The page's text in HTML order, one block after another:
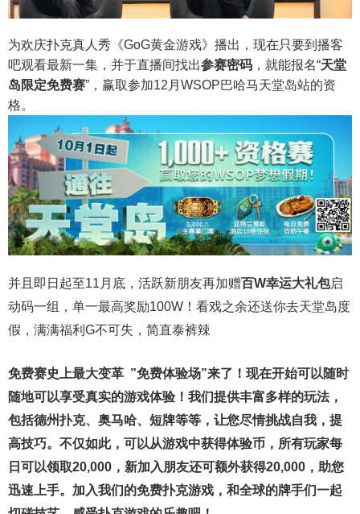
为欢庆扑克真人秀《GoG黄金游戏》播出，现在只要到播客
吧观看最新一集，并于直播间找出参赛密码 ，就能报名“天堂
岛限定免费赛”，赢取参加12月WSOP巴哈马天堂岛站的资
格。
并且即日起至11月底，活跃新朋友再加赠百W幸运大礼包启
动码一组，单一最高奖励100W！看戏之余还送你去天堂岛度
假，满满福利G不可失，简直泰裤辣
免费赛史上最大变革 ”免费体验场”来了！ 现在开始可以随时
随地可以享受真实的游戏体验！我们提供丰富多样的玩法，
包括德州扑克、奥马哈、短牌等等，让您尽情挑战自我，提
高技巧。不仅如此， 可以从游戏中获得体验币，所有玩家每
日可以领取20,000，新加入朋友还可额外获得20,000，助您
迅速上手。 加入我们的免费扑克游戏，和全球的牌手们一起